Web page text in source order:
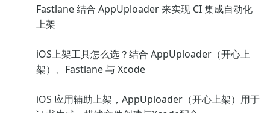
Fastlane 结合 AppUploader 来实现 CI 集成自动化
上架
iOS上架工具怎么选？结合 AppUploader（开心上
架）、Fastlane 与 Xcode
iOS 应用辅助上架，AppUploader（开心上架）用于